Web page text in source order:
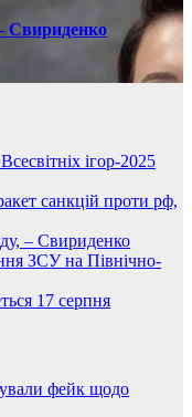
Свириденко
ігор-2025
санкцій проти рф,
– Свириденко
ЗСУ на Північно-
17 серпня
фейк щодо